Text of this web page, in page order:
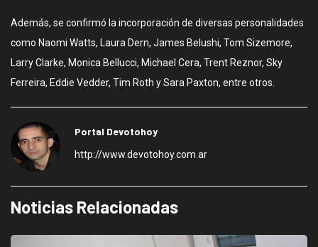
Además, se confirmó la incorporación de diversas personalidades
como Naomi Watts, Laura Dern, James Belushi, Tom Sizemore,
Larry Clarke, Monica Bellucci, Michael Cera, Trent Reznor, Sky
Ferreira, Eddie Vedder, Tim Roth y Sara Paxton, entre otros.
Portal Devotohoy
http://www.devotohoy.com.ar
Noticias Relacionadas